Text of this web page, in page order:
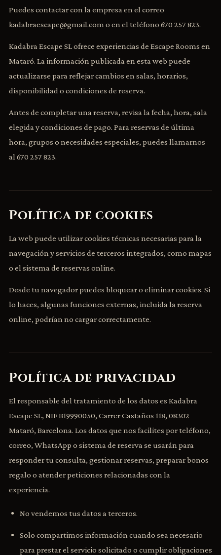
Puedes contactar con la empresa en el correo
kadabraescape@gmail.como en el teléfono 670 257 823.
Kadabra Escape SL ofrece experiencias de Escape Rooms en
Mataró. La información publicada en esta web puede
actualizarse para reflejar cambios en salas, horarios,
disponibilidad o condiciones de reserva.
Antes de completar una reserva, revisa la fecha, hora, sala
elegida y condiciones de pago. Para reservas de última
hora, grupos o necesidades especiales, puedes llamarnos
al670 257 823.
Política de cookies
La web puede utilizar cookies técnicas necesarias para la
navegación y servicios de terceros integrados, como mapas
o el sistema de reservas online.
Desde tu navegador puedes bloquear o eliminar cookies. Si
lo haces, algunas funciones externas, incluida la reserva
online, podrían no cargar correctamente.
Política de privacidad
El responsable del tratamiento de los datos es Kadabra
Escape SL, NIF B19990050, Carrer Castaños 118, 08302
Mataró, Barcelona. Los datos que nos facilites por teléfono,
correo, WhatsApp o sistema de reserva se usarán para
responder tu consulta, gestionar reservas, preparar bonos
regalo o atender peticiones relacionadas con la
experiencia.
No vendemos tus datos a terceros.
Solo compartimos información cuando sea necesario
para prestar el servicio solicitado o cumplir obligaciones